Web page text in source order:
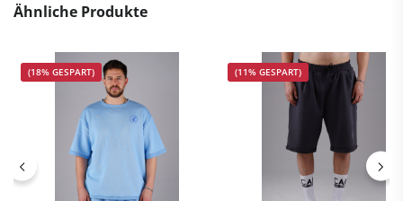
Ähnliche Produkte
(18% GESPART) (11% GESPART)